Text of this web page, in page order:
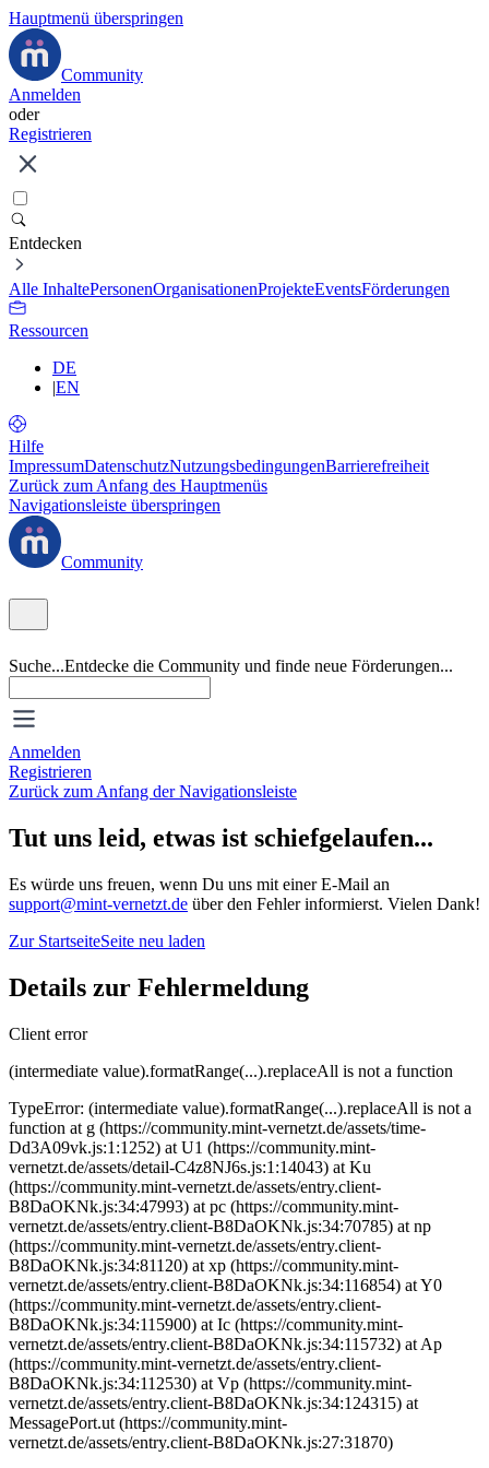
Hauptmenü überspringen
Community
Anmelden
oder
Registrieren
Entdecken
Alle InhaltePersonenOrganisationenProjekteEventsFörderungen
Ressourcen
DE
|EN
Hilfe
ImpressumDatenschutzNutzungsbedingungenBarrierefreiheit
Zurück zum Anfang des Hauptmenüs
Navigationsleiste überspringen
Community
Suche...Entdecke die Community und finde neue Förderungen...
Anmelden
Registrieren
Zurück zum Anfang der Navigationsleiste
Tut uns leid, etwas ist schiefgelaufen...
Es würde uns freuen, wenn Du uns mit einer E-Mail an
support@mint-vernetzt.de über den Fehler informierst. Vielen Dank!
Zur StartseiteSeite neu laden
Details zur Fehlermeldung
Client error
(intermediate value).formatRange(...).replaceAll is not a function
TypeError: (intermediate value).formatRange(...).replaceAll is not a
function at g (https://community.mint-vernetzt.de/assets/time-
Dd3A09vk.js:1:1252) at U1 (https://community.mint-
vernetzt.de/assets/detail-C4z8NJ6s.js:1:14043) at Ku
(https://community.mint-vernetzt.de/assets/entry.client-
B8DaOKNk.js:34:47993) at pc (https://community.mint-
vernetzt.de/assets/entry.client-B8DaOKNk.js:34:70785) at np
(https://community.mint-vernetzt.de/assets/entry.client-
B8DaOKNk.js:34:81120) at xp (https://community.mint-
vernetzt.de/assets/entry.client-B8DaOKNk.js:34:116854) at Y0
(https://community.mint-vernetzt.de/assets/entry.client-
B8DaOKNk.js:34:115900) at Ic (https://community.mint-
vernetzt.de/assets/entry.client-B8DaOKNk.js:34:115732) at Ap
(https://community.mint-vernetzt.de/assets/entry.client-
B8DaOKNk.js:34:112530) at Vp (https://community.mint-
vernetzt.de/assets/entry.client-B8DaOKNk.js:34:124315) at
MessagePort.ut (https://community.mint-
vernetzt.de/assets/entry.client-B8DaOKNk.js:27:31870)